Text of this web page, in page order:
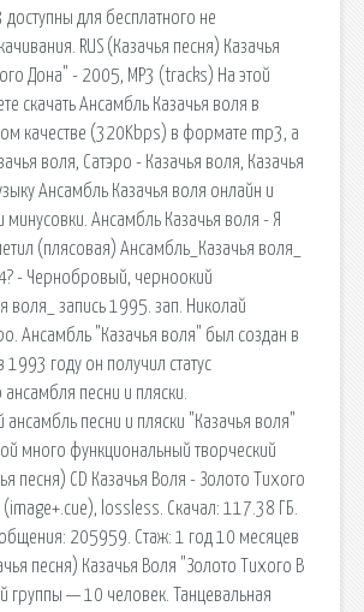
доступны для бесплатного не
RUS (Казачья песня) Казачья
Дона" - 2005, MP3 (tracks) На этой
скачать Ансамбль Казачья воля в
качестве (320Kbps) в формате mp3, а
воля, Сатэро - Казачья воля, Казачья
Ансамбль Казачья воля онлайн и
минусовки. Ансамбль Казачья воля - Я
(плясовая) Ансамбль_Казачья воля_
- Чернобровый, черноокий
воля_ запись 1995. зап. Николай
Ансамбль "Казачья воля" был создан в
году он получил статус
ансамбля песни и пляски.
ансамбль песни и пляски "Казачья воля"
много функциональный творческий
песня) CD Казачья Воля - Золото Тихого
(image+.cue), lossless. Скачал: 117.38 ГБ.
205959. Стаж: 1 год 10 месяцев
песня) Казачья Воля "Золото Тихого В
группы — 10 человек. Танцевальная